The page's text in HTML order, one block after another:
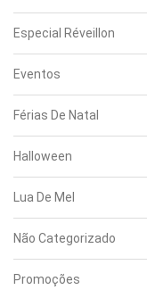
Especial Réveillon
Eventos
Férias De Natal
Halloween
Lua De Mel
Não Categorizado
Promoções